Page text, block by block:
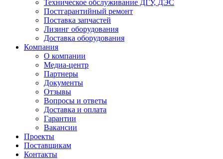
Техническое обслуживание ДГУ, ДЭС
Постгарантийный ремонт
Поставка запчастей
Лизинг оборудования
Доставка оборудования
Компания
О компании
Медиа-центр
Партнеры
Документы
Отзывы
Вопросы и ответы
Доставка и оплата
Гарантии
Вакансии
Проекты
Поставщикам
Контакты